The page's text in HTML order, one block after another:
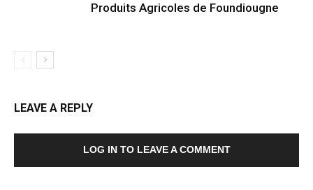
Produits Agricoles de Foundiougne
LEAVE A REPLY
LOG IN TO LEAVE A COMMENT